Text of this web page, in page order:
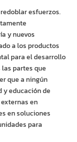
esfuerzos.
y nuevos
a los productos
para el desarrollo
partes que
que a ningún
y educación de
en
en soluciones
para